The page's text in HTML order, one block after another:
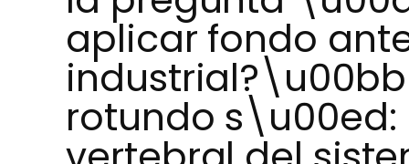
aplicar fondo
rotundo s\u00ed: